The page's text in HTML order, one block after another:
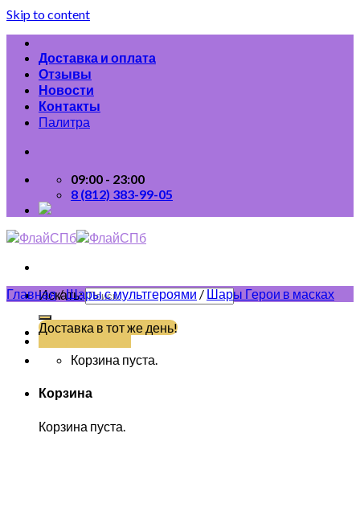
Skip to content
Доставка и оплата
Отзывы
Новости
Контакты
Палитра
09:00 - 23:00
8 (812) 383-99-05
Искать:
(812) 383-99-05
Доставка в тот же день!
Корзина пуста.
Корзина
Корзина пуста.
Главная/Шары с мультгероями/Шары Герои в масках